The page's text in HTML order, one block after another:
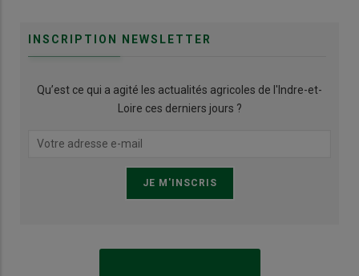
INSCRIPTION NEWSLETTER
Qu’est ce qui a agité les actualités agricoles de l'Indre-et-
Loire ces derniers jours ?